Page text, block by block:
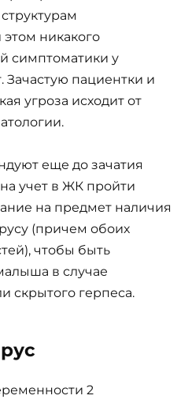
никакого
симптоматики у
пациентки и
угроза исходит от
еще до зачатия
учет в ЖК пройти
на предмет наличия
(причем обоих
чтобы быть
в случае
скрытого герпеса.
2